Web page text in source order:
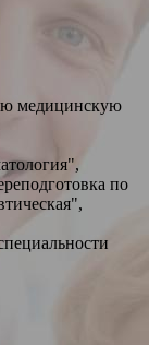
медицинскую
по